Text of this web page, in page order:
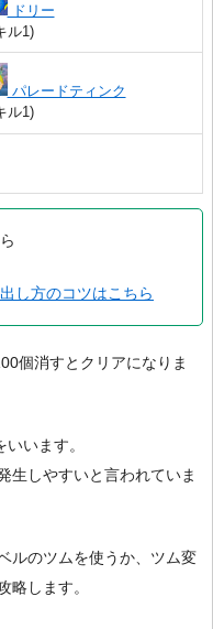
ドリー
ル1)
パレードティンク
ル1)
し方のコツはこちら
個消すとクリアになりま
います。
生しやすいと言われていま
ルのツムを使うか、ツム変
略します。